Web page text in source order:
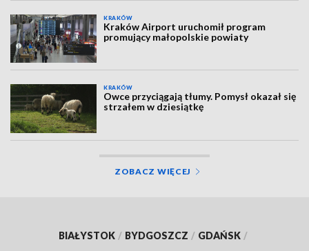
KRAKÓW
Kraków Airport uruchomił program
promujący małopolskie powiaty
KRAKÓW
Owce przyciągają tłumy. Pomysł okazał się
strzałem w dziesiątkę
ZOBACZ WIĘCEJ
BIAŁYSTOK / BYDGOSZCZ / GDAŃSK /